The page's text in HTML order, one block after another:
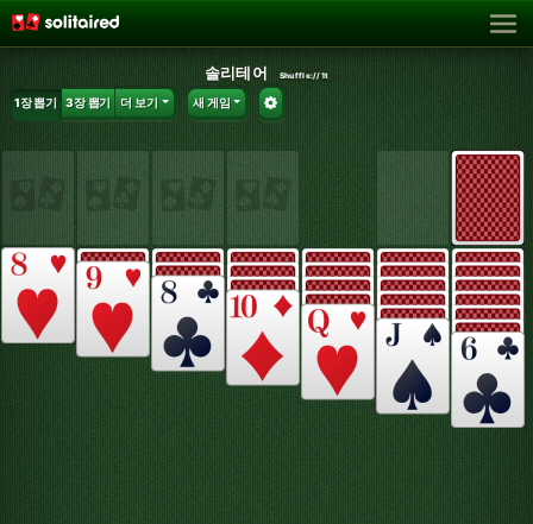
솔리테어 Shuffle://1t
1장 뽑기 3장 뽑기 더 보기 새 게임